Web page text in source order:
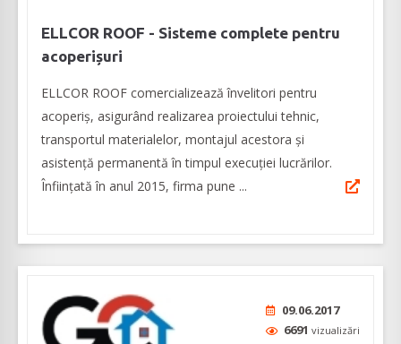
ELLCOR ROOF - Sisteme complete pentru
acoperișuri
ELLCOR ROOF comercializează învelitori pentru
acoperiș, asigurând realizarea proiectului tehnic,
transportul materialelor, montajul acestora și
asistență permanentă în timpul execuției lucrărilor.
Înființată în anul 2015, firma pune ...
09.06.2017
6691 vizualizări